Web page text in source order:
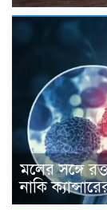
মলের সঙ্গে
নাকি